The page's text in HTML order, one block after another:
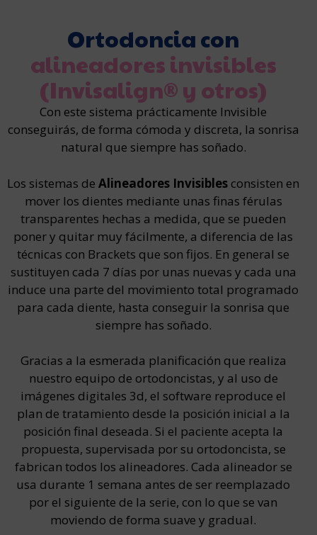
Ortodoncia con
alineadores invisibles
(Invisalign® y otros)
Con este sistema prácticamente Invisible
conseguirás, de forma cómoda y discreta, la sonrisa
natural que siempre has soñado.
Los sistemas de Alineadores Invisibles consisten en
mover los dientes mediante unas finas férulas
transparentes hechas a medida, que se pueden
poner y quitar muy fácilmente, a diferencia de las
técnicas con Brackets que son fijos. En general se
sustituyen cada 7 días por unas nuevas y cada una
induce una parte del movimiento total programado
para cada diente, hasta conseguir la sonrisa que
siempre has soñado.
Gracias a la esmerada planificación que realiza
nuestro equipo de ortodoncistas, y al uso de
imágenes digitales 3d, el software reproduce el
plan de tratamiento desde la posición inicial a la
posición final deseada. Si el paciente acepta la
propuesta, supervisada por su ortodoncista, se
fabrican todos los alineadores. Cada alineador se
usa durante 1 semana antes de ser reemplazado
por el siguiente de la serie, con lo que se van
moviendo de forma suave y gradual.